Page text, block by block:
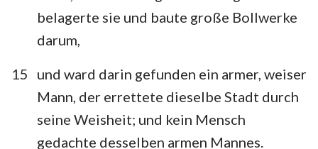
belagerte sie und baute große Bollwerke
darum,
15
und ward darin gefunden ein armer, weiser
Mann, der errettete dieselbe Stadt durch
seine Weisheit; und kein Mensch
gedachte desselben armen Mannes.